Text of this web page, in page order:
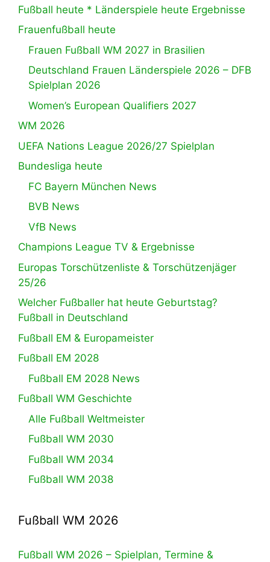
Fußball heute * Länderspiele heute Ergebnisse
Frauenfußball heute
Frauen Fußball WM 2027 in Brasilien
Deutschland Frauen Länderspiele 2026 – DFB
Spielplan 2026
Women’s European Qualifiers 2027
WM 2026
UEFA Nations League 2026/27 Spielplan
Bundesliga heute
FC Bayern München News
BVB News
VfB News
Champions League TV & Ergebnisse
Europas Torschützenliste & Torschützenjäger
25/26
Welcher Fußballer hat heute Geburtstag?
Fußball in Deutschland
Fußball EM & Europameister
Fußball EM 2028
Fußball EM 2028 News
Fußball WM Geschichte
Alle Fußball Weltmeister
Fußball WM 2030
Fußball WM 2034
Fußball WM 2038
Fußball WM 2026
Fußball WM 2026 – Spielplan, Termine &